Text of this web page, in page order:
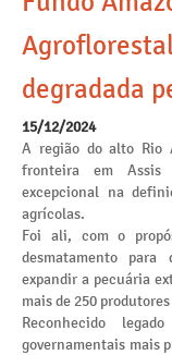
degradada
15/12/2024
A região do alto Rio
fronteira em Assis
excepcional na
agrícolas.
Foi ali, com o
desmatamento
expandir a pecuária
mais de 250
Reconhecido
governamentais mais